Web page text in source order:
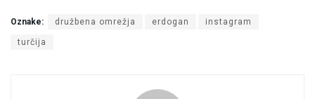
Oznake: družbena omrežja erdogan instagram
turčija